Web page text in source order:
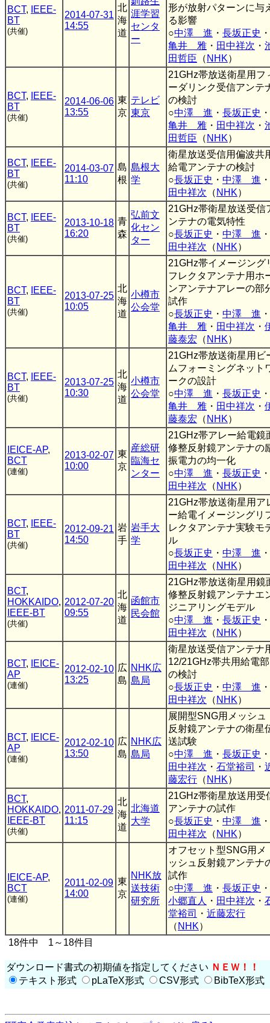
BCT,
IEEE-
BT
(共催)
2014-07-31
14:55
北
海
道
涯学習
センタ
ー
形が放射パターンに与
る影響
○中澤 進 ・ 長坂正史 ・
亀井 雅 ・ 田中祥次 ・
田哲臣 （ NHK）
BCT,
IEEE-
BT
(共催)
2014-06-06
13:55
東
京
テレビ
東京
21GHz帯放送衛星用フ
ーダリンク受信アンテ
の検討
○中澤 進 ・ 長坂正史 ・
亀井 雅 ・ 田中祥次 ・
田哲臣 （ NHK）
BCT,
IEEE-
BT
(共催)
2014-03-07
11:10
島
根
島根大
学
衛星放送受信用偏波共
給電アンテナの検討
○長坂正史 ・ 中澤 進 ・
田中祥次 （ NHK）
BCT,
IEEE-
BT
(共催)
2013-10-18
16:20
青
森
弘前文
化セン
ター
21GHz帯衛星放送受信
ンテナの電気特性
○長坂正史 ・ 中澤 進 ・
田中祥次 （ NHK）
BCT,
IEEE-
BT
(共催)
2013-07-25
10:05
北
海
道
小樽市
公会堂
21GHz帯イメージング
フレクタアンテナ用ホ
ンアンテナアレーの部
試作
○長坂正史 ・ 中澤 進 ・
亀井 雅 ・ 田中祥次 ・
藤泰宏 （ NHK）
BCT,
IEEE-
BT
(共催)
2013-07-25
10:30
北
海
道
小樽市
公会堂
21GHz帯放送衛星用ビ
ムフォーミングネット
ークの設計
○中澤 進 ・ 長坂正史 ・
亀井 雅 ・ 田中祥次 ・
藤泰宏 （ NHK）
IEICE-AP,
BCT
(連催)
2013-02-07
10:00
東
京
産総研
臨海セ
ンター
21GHz帯アレー給電鏡
修整反射鏡アンテナの
振電力の均一化
○中澤 進 ・ 長坂正史 ・
田中祥次 （ NHK）
BCT,
IEEE-
BT
(共催)
2012-09-21
14:50
岩
手
岩手大
学
21GHz帯放送衛星用ア
ー給電イメージングリ
レクタアンテナ実験モ
ル
○長坂正史 ・ 中澤 進 ・
田中祥次 （ NHK）
BCT,
HOKKAIDO,
IEEE-BT
(共催)
2012-07-20
09:55
北
海
道
函館市
民会館
21GHz帯放送衛星用鏡
修整反射鏡アンテナエ
ジニアリングモデル
○中澤 進 ・ 長坂正史 ・
田中祥次 （ NHK）
BCT,
IEICE-
AP
(連催)
2012-02-10
13:25
広
島
NHK広
島局
衛星放送受信アンテナ
12/21GHz帯共用給電部
の検討
○長坂正史 ・ 中澤 進 ・
田中祥次 （ NHK）
BCT,
IEICE-
AP
(連催)
2012-02-10
13:50
広
島
NHK広
島局
展開型SNG用メッシュ
反射鏡アンテナの衛星
送試験
○中澤 進 ・ 長坂正史 ・
田中祥次 ・ 石堂裕司 ・
藤宏行 （ NHK）
BCT,
HOKKAIDO,
IEEE-BT
(共催)
2011-07-29
11:15
北
海
道
北海道
大学
21GHz帯衛星放送用受
アンテナの試作
○長坂正史 ・ 中澤 進 ・
田中祥次 （ NHK）
IEICE-AP,
BCT
(連催)
2011-02-09
14:00
東
京
NHK放
送技術
研究所
オフセット型SNG用メ
ッシュ反射鏡アンテナ
試作
○中澤 進 ・ 長坂正史 ・
小郷直人
・ 田中祥次 ・
堂裕司
・ 近藤宏行
（ NHK）
18件中 1～18件目
ダウンロード書式の初期値を指定してください ＮＥＷ！！
テキスト形式
pLaTeX形式 CSV形式 BibTeX形式